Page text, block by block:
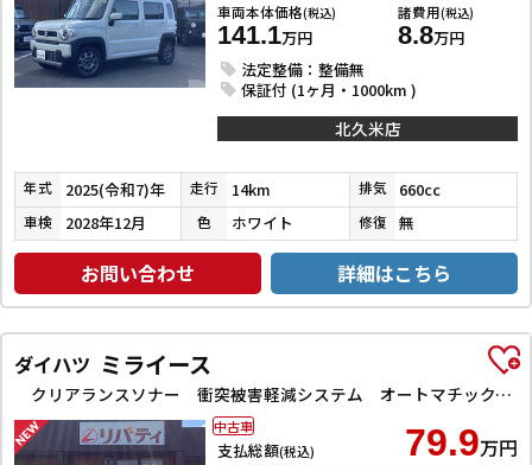
車両本体価格(税込)
141.1万円
諸費用(税込)
8.8万円
法定整備：整備無
保証付 (1ヶ月・1000km )
北久米店
年式 2025(令和7)年 走行 14km 排気 660cc
車検 2028年12月 色 ホワイト 修復 無
お問い合わせ 詳細はこちら
ダイハツ ミライース
クリアランスソナー 衝突被害軽減システム オートマチックハイビーム オートライト アイドリングストップ CVT ESC CD ミュージックプレイヤー接続可 エアコン パワーステアリング
支払総額(税込) 79.9万円
中古車